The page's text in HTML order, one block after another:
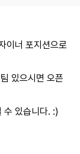
이너 포지션으로
있으시면 오픈
수 있습니다. :)